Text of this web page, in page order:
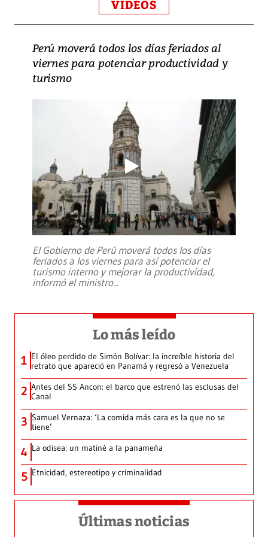
VIDEOS
Perú moverá todos los días feriados al
viernes para potenciar productividad y
turismo
El Gobierno de Perú moverá todos los días
feriados a los viernes para así potenciar el
turismo interno y mejorar la productividad,
informó el ministro...
Lo más leído
1 El óleo perdido de Simón Bolívar: la increíble historia del
retrato que apareció en Panamá y regresó a Venezuela
2 Antes del SS Ancon: el barco que estrenó las esclusas del
Canal
3 Samuel Vernaza: ‘La comida más cara es la que no se
tiene’
4 La odisea: un matiné a la panameña
5 Etnicidad, estereotipo y criminalidad
Últimas noticias